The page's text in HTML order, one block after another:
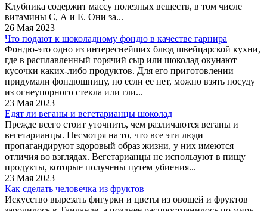
Клубника содержит массу полезных веществ, в том числе
витамины С, А и Е. Они за...
26 Мая 2023
Что подают к шоколадному фондю в качестве гарнира
Фондю-это одно из интереснейших блюд швейцарской кухни,
где в расплавленный горячий сыр или шоколад окунают
кусочки каких-либо продуктов. Для его приготовлении
придумали фондюшницу, но если ее нет, можно взять посуду
из огнеупорного стекла или гли...
23 Мая 2023
Едят ли веганы и вегетарианцы шоколад
Прежде всего стоит уточнить, чем различаются веганы и
вегетарианцы. Несмотря на то, что все эти люди
пропагандируют здоровый образ жизни, у них имеются
отличия во взглядах. Вегетарианцы не используют в пищу
продукты, которые получены путем убиения...
23 Мая 2023
Как сделать человечка из фруктов
Искусство вырезать фигурки и цветы из овощей и фруктов